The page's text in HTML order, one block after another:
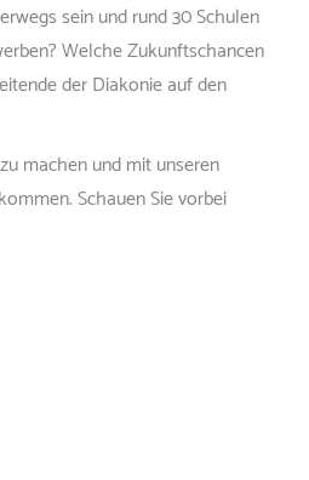
sein und rund 30 Schulen
Welche Zukunftschancen
der Diakonie auf den
machen und mit unseren
Schauen Sie vorbei